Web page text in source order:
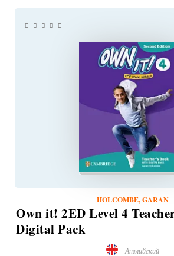
HOLCOMBE, GARAN
Own it! 2ED Level 4
Digital Pack
Английский